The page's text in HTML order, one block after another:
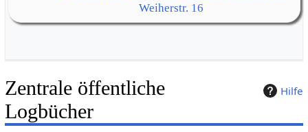
Weiherstr. 16
Hilfe
Zentrale öffentliche
Logbücher